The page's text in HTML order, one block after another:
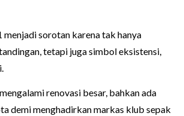
menjadi sorotan karena tak hanya
tetapi juga simbol eksistensi,
renovasi besar, bahkan ada
demi menghadirkan markas klub sepak